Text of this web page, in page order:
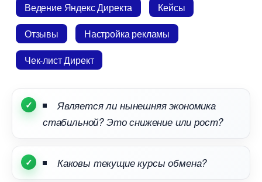
едение Яндекс Директа
Кейсы
Отзывы
Настройка рекламы
Чек-лист Директ
Является ли нынешняя экономика
стабильной? Это снижение или рост?
Каковы текущие курсы обмена?